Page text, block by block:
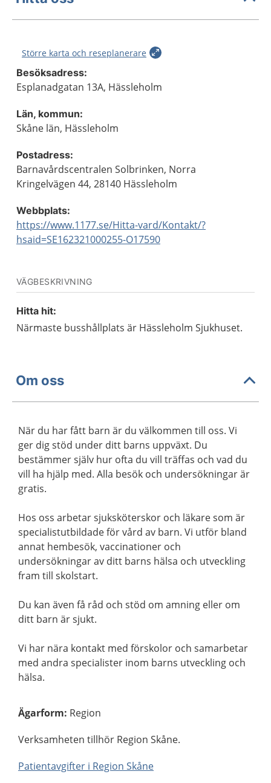
Större karta och reseplanerare
Besöksadress:
Esplanadgatan 13A, Hässleholm
Län, kommun:
Skåne län, Hässleholm
Postadress:
Barnavårdscentralen Solbrinken, Norra
Kringelvägen 44, 28140 Hässleholm
Webbplats:
https://www.1177.se/Hitta-vard/Kontakt/?
hsaid=SE162321000255-O17590
VÄGBESKRIVNING
Hitta hit:
Närmaste busshållplats är Hässleholm Sjukhuset.
Om oss
När du har fått barn är du välkommen till oss. Vi
ger dig stöd under ditt barns uppväxt. Du
bestämmer själv hur ofta du vill träffas och vad du
vill ha hjälp med. Alla besök och undersökningar är
gratis.
Hos oss arbetar sjuksköterskor och läkare som är
specialistutbildade för vård av barn. Vi utför bland
annat hembesök, vaccinationer och
undersökningar av ditt barns hälsa och utveckling
fram till skolstart.
Du kan även få råd och stöd om amning eller om
ditt barn är sjukt.
Vi har nära kontakt med förskolor och samarbetar
med andra specialister inom barns utveckling och
hälsa.
Ägarform: Region
Verksamheten tillhör Region Skåne.
Patientavgifter i Region Skåne